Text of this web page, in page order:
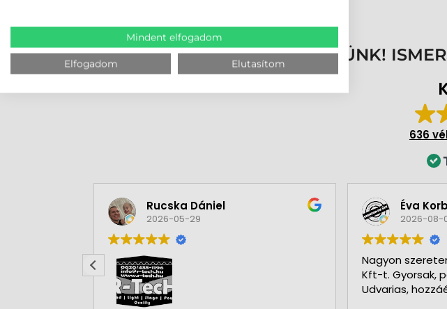
MEGBÍZHAT BENNÜNK!
636
Rucska Dániel
2026-05-29
Éva
2026-08-
Nagyon
Kft-t. Gyorsak,
Udvarias,
Mindent elfogadom
Elfogadom Elutasítom